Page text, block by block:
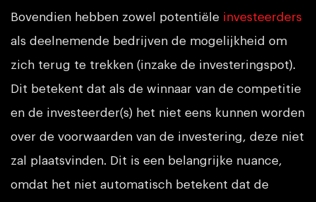
Bovendien hebben zowel potentiële investeerders
als deelnemende bedrijven de mogelijkheid om
zich terug te trekken (inzake de investeringspot).
Dit betekent dat als de winnaar van de competitie
en de investeerder(s) het niet eens kunnen worden
over de voorwaarden van de investering, deze niet
zal plaatsvinden. Dit is een belangrijke nuance,
omdat het niet automatisch betekent dat de